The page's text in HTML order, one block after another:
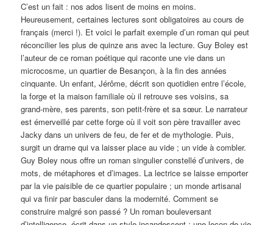
C’est un fait : nos ados lisent de moins en moins.
Heureusement, certaines lectures sont obligatoires au cours de
français (merci !). Et voici le parfait exemple d’un roman qui peut
réconcilier les plus de quinze ans avec la lecture. Guy Boley est
l’auteur de ce roman poétique qui raconte une vie dans un
microcosme, un quartier de Besançon, à la fin des années
cinquante. Un enfant, Jérôme, décrit son quotidien entre l’école,
la forge et la maison familiale où il retrouve ses voisins, sa
grand-mère, ses parents, son petit-frère et sa sœur. Le narrateur
est émerveillé par cette forge où il voit son père travailler avec
Jacky dans un univers de feu, de fer et de mythologie. Puis,
surgit un drame qui va laisser place au vide ; un vide à combler.
Guy Boley nous offre un roman singulier constellé d’univers, de
mots, de métaphores et d’images. La lectrice se laisse emporter
par la vie paisible de ce quartier populaire ; un monde artisanal
qui va finir par basculer dans la modernité. Comment se
construire malgré son passé ? Un roman bouleversant